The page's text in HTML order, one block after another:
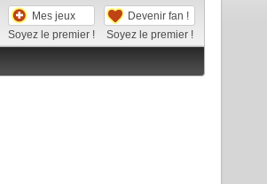
Mes jeux
Soyez le premier !
Devenir fan !
Soyez le premier !